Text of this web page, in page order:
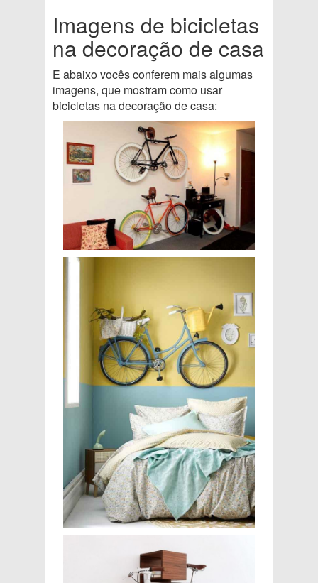
Imagens de bicicletas
na decoração de casa
E abaixo vocês conferem mais algumas
imagens, que mostram como usar
bicicletas na decoração de casa: